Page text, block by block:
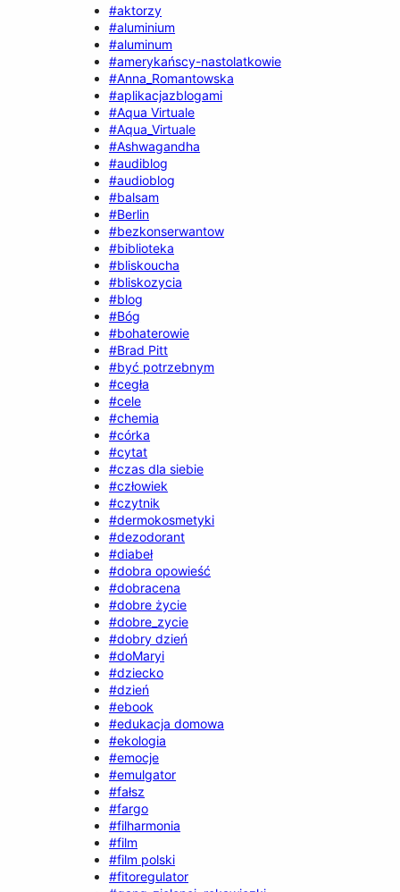
#aktorzy
#aluminium
#aluminum
#amerykańscy-nastolatkowie
#Anna_Romantowska
#aplikacjazblogami
#Aqua Virtuale
#Aqua_Virtuale
#Ashwagandha
#audiblog
#audioblog
#balsam
#Berlin
#bezkonserwantow
#biblioteka
#bliskoucha
#bliskozycia
#blog
#Bóg
#bohaterowie
#Brad Pitt
#być potrzebnym
#cegła
#cele
#chemia
#córka
#cytat
#czas dla siebie
#człowiek
#czytnik
#dermokosmetyki
#dezodorant
#diabeł
#dobra opowieść
#dobracena
#dobre życie
#dobre_zycie
#dobry dzień
#doMaryi
#dziecko
#dzień
#ebook
#edukacja domowa
#ekologia
#emocje
#emulgator
#fałsz
#fargo
#filharmonia
#film
#film polski
#fitoregulator